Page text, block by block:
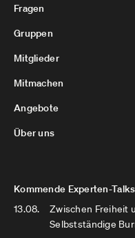
Fragen
Gruppen
Mitglieder
Mitmachen
Angebote
Über uns
Kommende Experten-Talks
13.08.
Zwischen Freiheit
Selbstständige